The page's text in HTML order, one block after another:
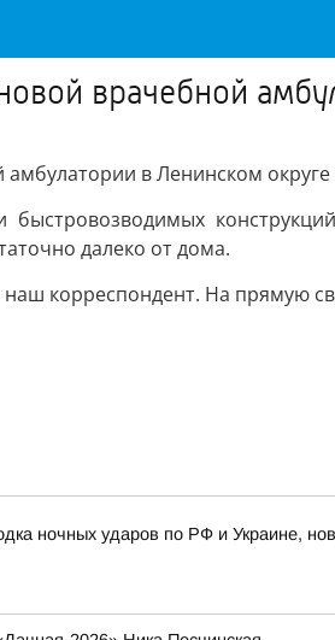
врачебной
в Ленинском округе
далеко от дома.
корреспондент. На прямую
ночных ударов по РФ и Украине,